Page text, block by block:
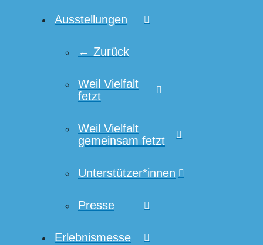
Ausstellungen
← Zurück
Weil Vielfalt
fetzt
Weil Vielfalt
gemeinsam fetzt
Unterstützer*innen
Presse
Erlebnismesse